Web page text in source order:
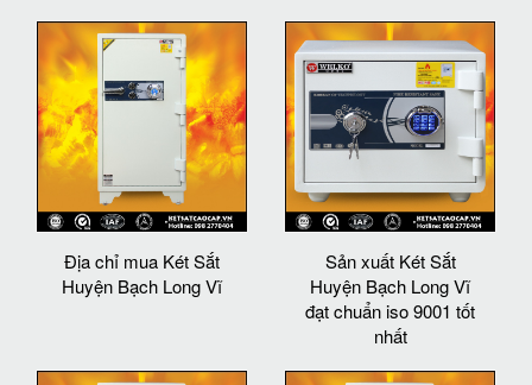
Địa chỉ mua Két Sắt
Huyện Bạch Long Vĩ
Sản xuất Két Sắt
Huyện Bạch Long Vĩ
đạt chuẩn iso 9001 tốt
nhất